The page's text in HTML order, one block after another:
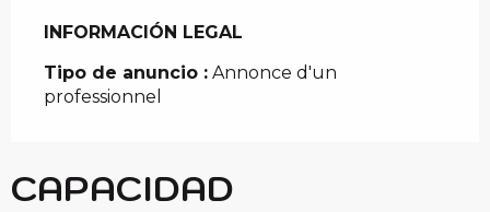
INFORMACIÓN LEGAL
INFORMACIÓN LEGAL
Tipo de anuncio : Annonce d'un
professionnel
CAPACIDAD